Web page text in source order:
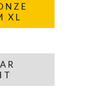
XL